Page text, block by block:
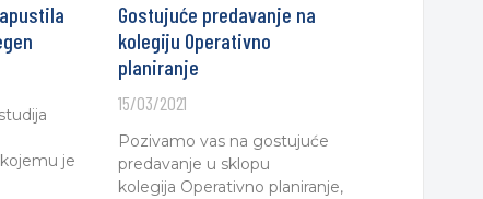
je
Gostujuće predavanje na
kolegiju Operativno
planiranje
15/03/2021
Pozivamo vas na gostujuće
predavanje u sklopu
kolegija Operativno planiranje,